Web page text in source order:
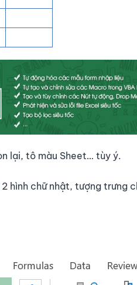
lại, tô màu Sheet… tùy ý.
hình chữ nhật, tượng trưng